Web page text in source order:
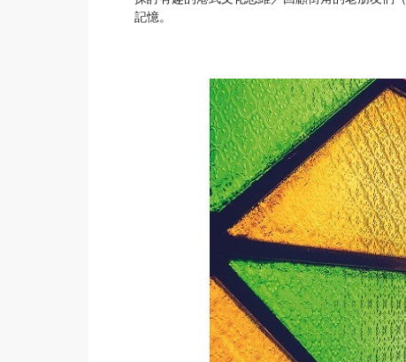
記憶。